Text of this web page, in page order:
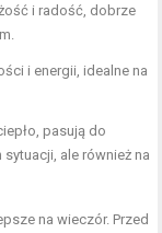
i radość, dobrze
i energii, idealne na
pasują do
ale również na
na wieczór. Przed